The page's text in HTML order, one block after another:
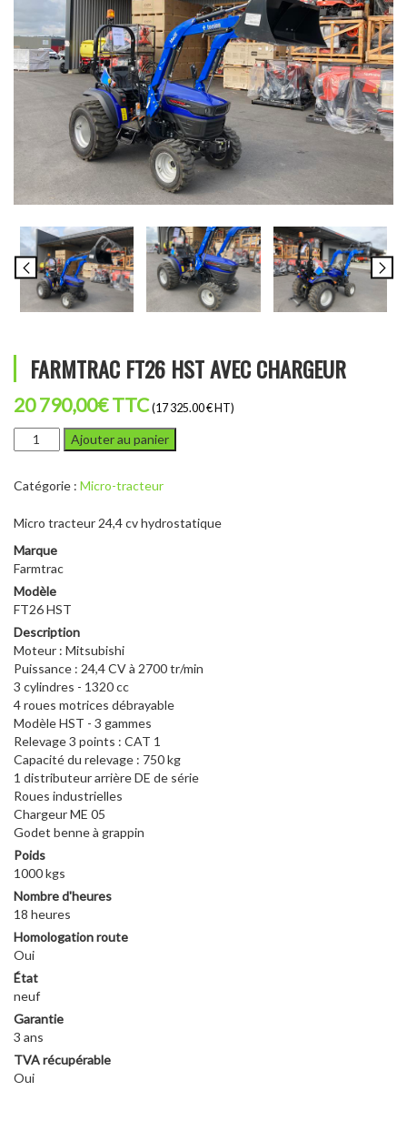
FARMTRAC FT26 HST AVEC CHARGEUR
20 790,00€TTC (17 325.00 € HT)
quantité
de
FT26
AVEC
CHARGEUR
Ajouter au panier
Catégorie : Micro-tracteur
Micro tracteur 24,4 cv hydrostatique
Marque
Farmtrac
Modèle
FT26 HST
Description
Moteur : Mitsubishi
Puissance : 24,4 CV à 2700 tr/min
3 cylindres - 1320 cc
4 roues motrices débrayable
Modèle HST - 3 gammes
Relevage 3 points : CAT 1
Capacité du relevage : 750 kg
1 distributeur arrière DE de série
Roues industrielles
Chargeur ME 05
Godet benne à grappin
Poids
1000 kgs
Nombre d'heures
18 heures
Homologation route
Oui
État
neuf
Garantie
3 ans
TVA récupérable
Oui